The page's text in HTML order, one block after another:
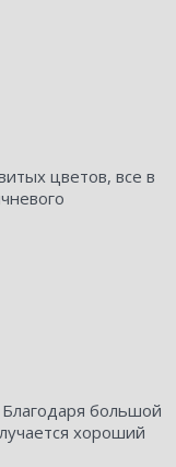
цветов, все в
большой
хороший